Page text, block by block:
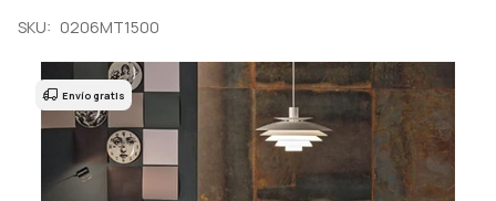
SKU: 0206MT1500
Envío gratis